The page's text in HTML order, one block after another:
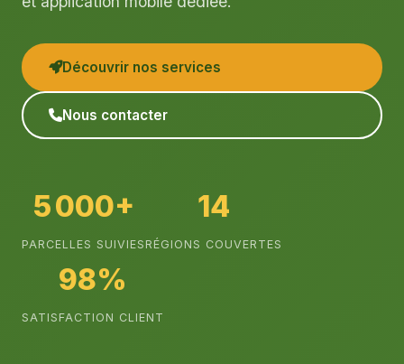
Découvrir nos services
Nous contacter
5 000+
PARCELLES SUIVIES
14
RÉGIONS COUVERTES
98%
SATISFACTION CLIENT